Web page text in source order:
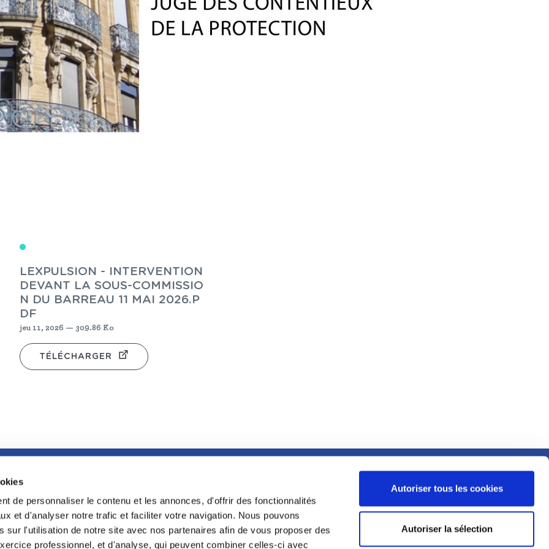
de personnaliser le contenu et les annonces, d'offrir des fonctionnalités
et d'analyser notre trafic et faciliter votre navigation. Nous pouvons
sur l'utilisation de notre site avec nos partenaires afin de vous proposer des
professionnel, et d'analyse, qui peuvent combiner celles-ci avec
Autoriser tous les cookies
Autoriser la sélection
LEXPULSION - INTERVENTION
DEVANT LA SOUS-COMMISSIO
N DU BARREAU 11 MAI 2026.P
DF
jeu 11, 2026 — 309.86 Ko
TÉLÉCHARGER
FOOTER
L'INCUBATEUR
LA CONFÉRENCE
PROGRAMME REPIT
ESPACE PRESSE